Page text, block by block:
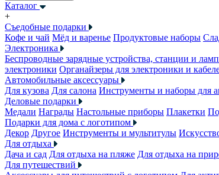
Каталог
+
Съедобные подарки
Кофе и чай Мёд и варенье Продуктовые наборы
Электроника
Беспроводные зарядные устройства, станции и
электроники Органайзеры для электроники и
Автомобильные аксессуары
Для кузова Для салона Инструменты и наборы для
Деловые подарки
Медали Награды Настольные приборы Плакетки
Подарки для дома с логотипом
Декор Другое Инструменты и мультитулы
Для отдыха
Дача и сад Для отдыха на пляже Для отдыха на
Для путешествий